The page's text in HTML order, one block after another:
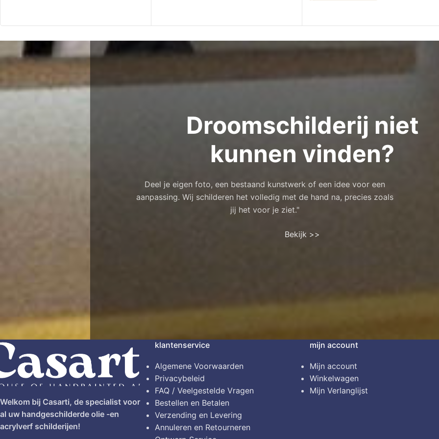
Droomschilderij niet
kunnen vinden?
Deel je eigen foto, een bestaand kunstwerk of een idee voor een
aanpassing. Wij schilderen het volledig met de hand na, precies zoals
jij het voor je ziet."
Bekijk >>
Welkom bij Casarti, de specialist voor
al uw handgeschilderde olie -en
acrylverf schilderijen!
klantenservice
Algemene Voorwaarden
Privacybeleid
FAQ / Veelgestelde Vragen
Bestellen en Betalen
Verzending en Levering
Annuleren en Retourneren
mijn account
Mijn account
Winkelwagen
Mijn Verlanglijst